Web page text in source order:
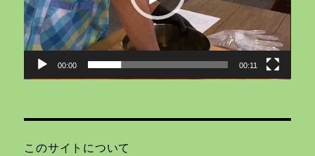
ヤ
ー
00:00 00:11
このサイトについて